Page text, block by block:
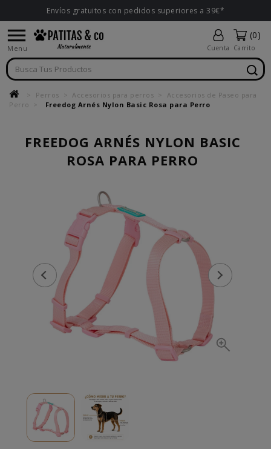
Envíos gratuitos con pedidos superiores a 39€*

Menu Cuenta
(0)
Carrito
Perros Accesorios para perros
Accesorios de Paseo para
Perro
Freedog Arnés Nylon Basic Rosa para Perro
FREEDOG ARNÉS NYLON BASIC
ROSA PARA PERRO